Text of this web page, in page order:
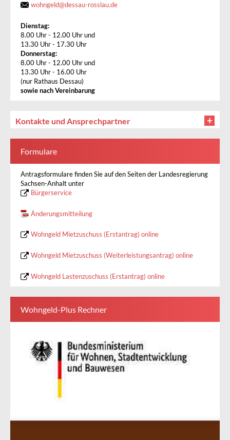
wohngeld@dessau-rosslau.de
Dienstag:
8.00 Uhr - 12.00 Uhr und
13.30 Uhr - 17.30 Uhr
Donnerstag:
8.00 Uhr - 12.00 Uhr und
13.30 Uhr - 16.00 Uhr
(nur Rathaus Dessau)
sowie nach Vereinbarung
Kontakte und Ansprechpartner
Formulare
Antragsformulare finden Sie auf den Seiten der Landesregierung
Sachsen-Anhalt unter
Bürgerservice
Änderungsmitteilung
Wohngeld Mietzuschuss (Erstantrag) online
Wohngeld Mietzuschuss (Weiterleistungsantrag) online
Wohngeld Lastenzuschuss (Erstantrag) online
Wohngeld-Plus Rechner